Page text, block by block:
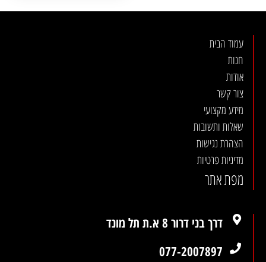
עמוד הבית
חנות
אודות
צור קשר
מידע מקצועי
שאלות ותשובות
הצהרת נגישות
מדיניות פרטיות
מפת אתר
דרך בני דרור 8 א.ת תל מונד
077-2007897